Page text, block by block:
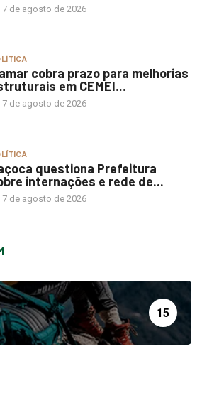
7 de agosto de 2026
cobra prazo para melhorias
em CEMEI...
7 de agosto de 2026
questiona Prefeitura
internações e rede de...
7 de agosto de 2026
15